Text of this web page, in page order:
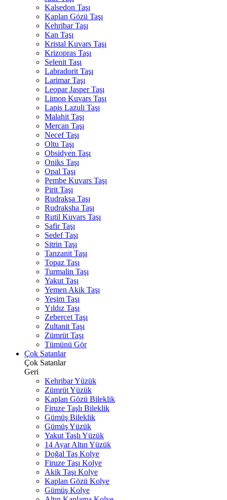
Kalsedon Taşı
Kaplan Gözü Taşı
Kehribar Taşı
Kan Taşı
Kristal Kuvars Taşı
Krizopras Taşı
Selenit Taşı
Labradorit Taşı
Larimar Taşı
Leopar Jasper Taşı
Limon Kuvars Taşı
Lapis Lazuli Taşı
Malahit Taşı
Mercan Taşı
Necef Taşı
Oltu Taşı
Obsidyen Taşı
Oniks Taşı
Opal Taşı
Pembe Kuvars Taşı
Pirit Taşı
Rudrakşa Taşı
Rudraksha Taşı
Rutil Kuvars Taşı
Safir Taşı
Sedef Taşı
Sitrin Taşı
Tanzanit Taşı
Topaz Taşı
Turmalin Taşı
Yakut Taşı
Yemen Akik Taşı
Yeşim Taşı
Yıldız Taşı
Zebercet Taşı
Zultanit Taşı
Zümrüt Taşı
Tümünü Gör
Çok Satanlar
Çok Satanlar
Geri
Kehribar Yüzük
Zümrüt Yüzük
Kaplan Gözü Bileklik
Firuze Taşlı Bileklik
Gümüş Bileklik
Gümüş Yüzük
Yakut Taşlı Yüzük
14 Ayar Altın Yüzük
Doğal Taş Kolye
Firuze Taşı Kolye
Akik Taşı Kolye
Kaplan Gözü Kolye
Gümüş Kolye